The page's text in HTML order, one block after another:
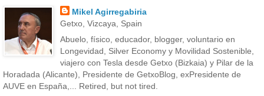
Mikel Agirregabiria
Getxo, Vizcaya, Spain
Abuelo, físico, educador, blogger, voluntario en
Longevidad, Silver Economy y Movilidad Sostenible,
viajero con Tesla desde Getxo (Bizkaia) y Pilar de la
Horadada (Alicante), Presidente de GetxoBlog, exPresidente de
AUVE en España,... Retired, but not tired.